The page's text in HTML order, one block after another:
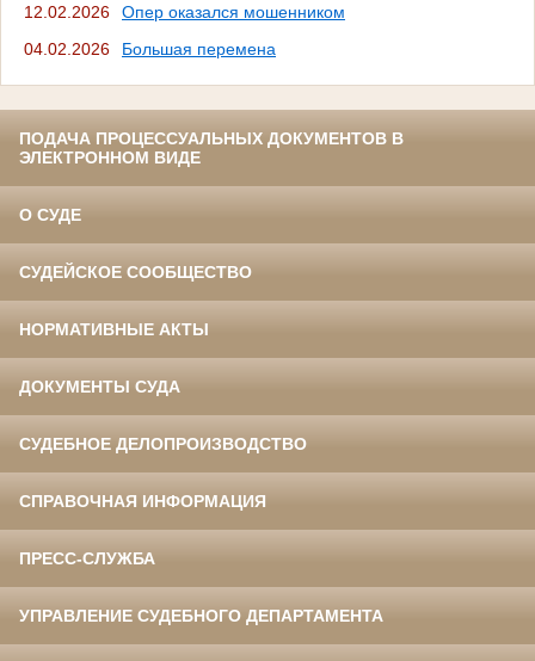
12.02.2026
Опер оказался мошенником
04.02.2026
Большая перемена
ПОДАЧА ПРОЦЕССУАЛЬНЫХ ДОКУМЕНТОВ В
ЭЛЕКТРОННОМ ВИДЕ
О СУДЕ
СУДЕЙСКОЕ СООБЩЕСТВО
НОРМАТИВНЫЕ АКТЫ
ДОКУМЕНТЫ СУДА
СУДЕБНОЕ ДЕЛОПРОИЗВОДСТВО
СПРАВОЧНАЯ ИНФОРМАЦИЯ
ПРЕСС-СЛУЖБА
УПРАВЛЕНИЕ СУДЕБНОГО ДЕПАРТАМЕНТА